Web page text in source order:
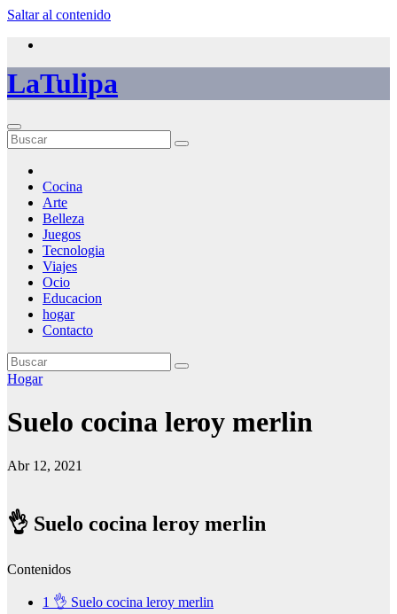
Saltar al contenido
LaTulipa
Cocina
Arte
Belleza
Juegos
Tecnologia
Viajes
Ocio
Educacion
hogar
Contacto
Hogar
Suelo cocina leroy merlin
Abr 12, 2021
👌 Suelo cocina leroy merlin
Contenidos
1 👌 Suelo cocina leroy merlin